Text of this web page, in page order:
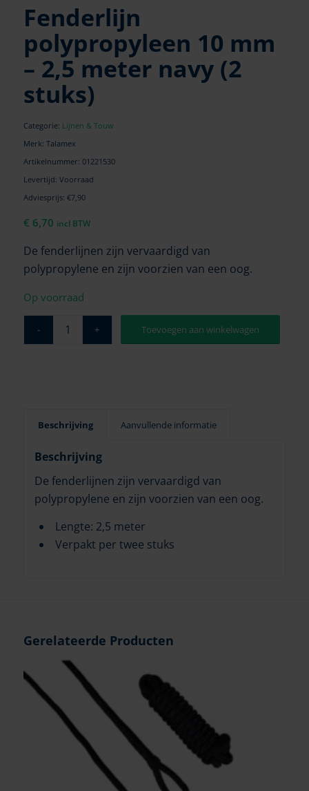
Fenderlijn
polypropyleen 10 mm
– 2,5 meter navy (2
stuks)
Categorie: Lijnen & Touw
Merk: Talamex
Artikelnummer: 01221530
Levertijd: Voorraad
Adviesprijs: €7,90
€ 6,70 incl BTW
De fenderlijnen zijn vervaardigd van
polypropylene en zijn voorzien van een oog.
Op voorraad
Toevoegen aan winkelwagen
Beschrijving Aanvullende informatie
Beschrijving
De fenderlijnen zijn vervaardigd van
polypropylene en zijn voorzien van een oog.
Lengte: 2,5 meter
Verpakt per twee stuks
Gerelateerde Producten